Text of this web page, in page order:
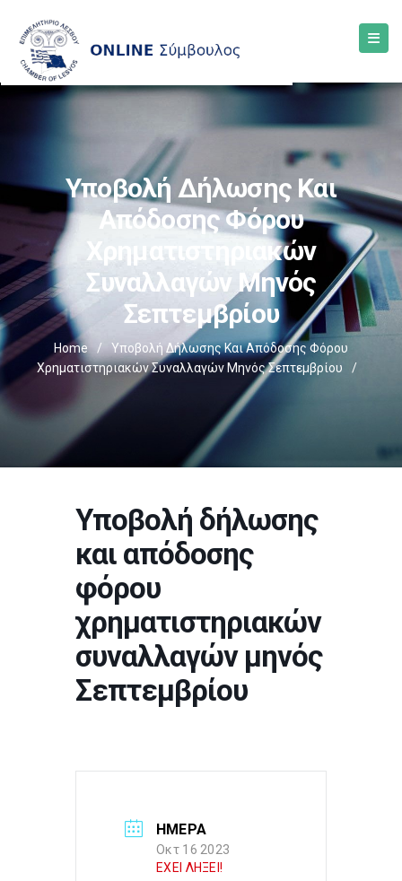
Υποβολή Δήλωσης Και
Απόδοσης Φόρου
Χρηματιστηριακών
Συναλλαγών Μηνός
Σεπτεμβρίου
Home /
Υποβολή Δήλωσης Και Απόδοσης Φόρου
Χρηματιστηριακών Συναλλαγών Μηνός Σεπτεμβρίου
/
Υποβολή δήλωσης
και απόδοσης
φόρου
χρηματιστηριακών
συναλλαγών μηνός
Σεπτεμβρίου
ΗΜΕΡΑ
Οκτ 16 2023
ΕΧΕΙ ΛΗΞΕΙ!